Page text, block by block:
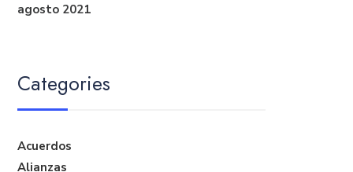
agosto 2021
Categories
Acuerdos
Alianzas